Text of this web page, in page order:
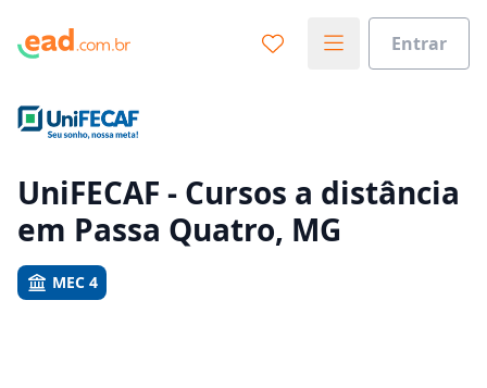
Entrar
Vamos te guiar no caminho ideal para seus estudos
Sim, já sei
UniFECAF - Cursos a distância
em Passa Quatro, MG
MEC 4